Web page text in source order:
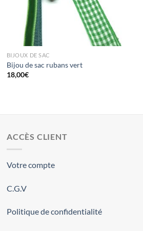
BIJOUX DE SAC
Bijou de sac rubans vert
18,00€
ACCÈS CLIENT
Votre compte
C.G.V
Politique de confidentialité